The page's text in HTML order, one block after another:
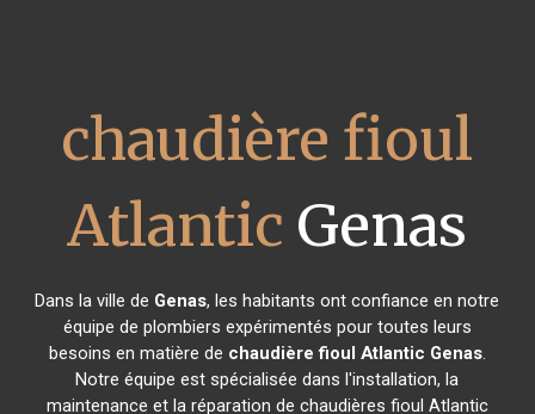
chaudière fioul
Atlantic Genas
Dans la ville de Genas, les habitants ont confiance en notre
équipe de plombiers expérimentés pour toutes leurs
besoins en matière de chaudière fioul Atlantic Genas.
Notre équipe est spécialisée dans l'installation, la
maintenance et la réparation de chaudières fioul Atlantic